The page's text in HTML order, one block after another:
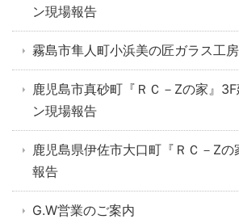
ン現場報告
霧島市隼人町小浜美の匠ガラス工
鹿児島市真砂町『ＲＣ－Zの家』
ン現場報告
鹿児島県伊佐市大口町『ＲＣ－Z
報告
G.W営業のご案内